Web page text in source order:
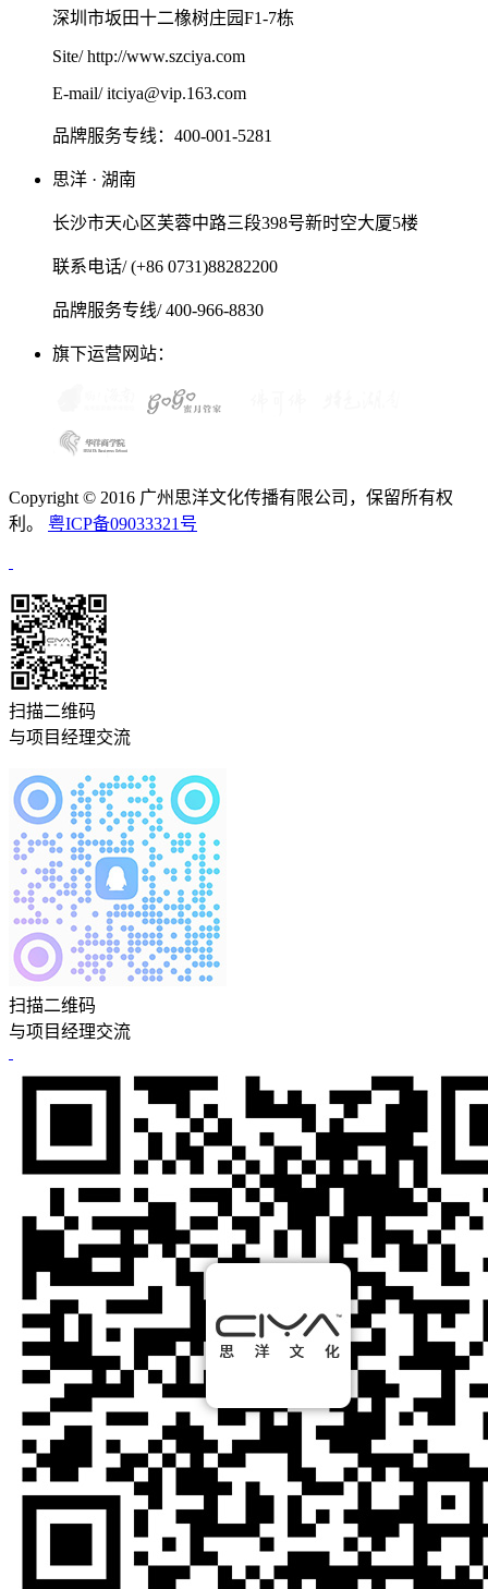
深圳市坂田十二橡树庄园F1-7栋
Site/ http://www.szciya.com
E-mail/ itciya@vip.163.com
品牌服务专线：400-001-5281
思洋 · 湖南
长沙市天心区芙蓉中路三段398号新时空大厦5楼
联系电话/ (+86 0731)88282200
品牌服务专线/ 400-966-8830
旗下运营网站：
Copyright © 2016 广州思洋文化传播有限公司，保留所有权
利。 粤ICP备09033321号
扫描二维码
与项目经理交流
扫描二维码
与项目经理交流